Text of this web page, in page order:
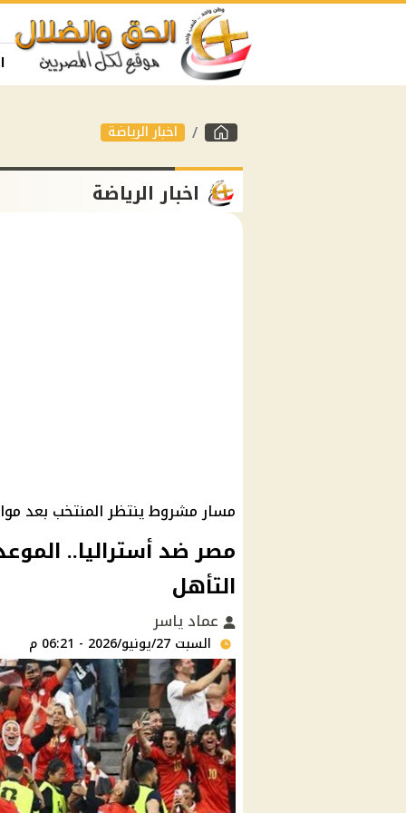
اخبار الرياضة
اخبار الرياضة
مسار مشروط ينتظر المنتخب بعد
التأهل
عماد ياسر
السبت 27/يونيو/2026 - 06:21 م